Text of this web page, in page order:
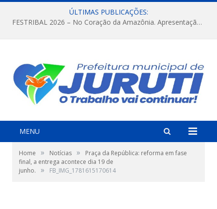
ÚLTIMAS PUBLICAÇÕES:
FESTRIBAL 2026 – No Coração da Amazônia. Apresentação da Munduruku.
MENU
Home » Notícias »
Praça da República: reforma em fase
final, a entrega acontece dia 19 de
junho.
» FB_IMG_1781615170614